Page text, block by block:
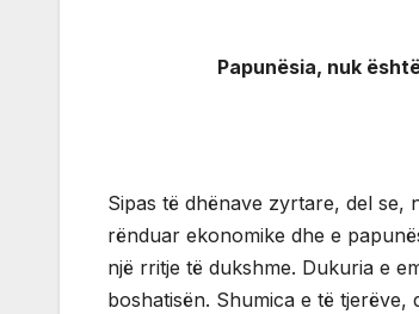
Papunësia, nuk është një
Sipas të dhënave zyrtare, del se,
rënduar ekonomike dhe e
një rritje të dukshme. Dukuria e
boshatisën. Shumica e të